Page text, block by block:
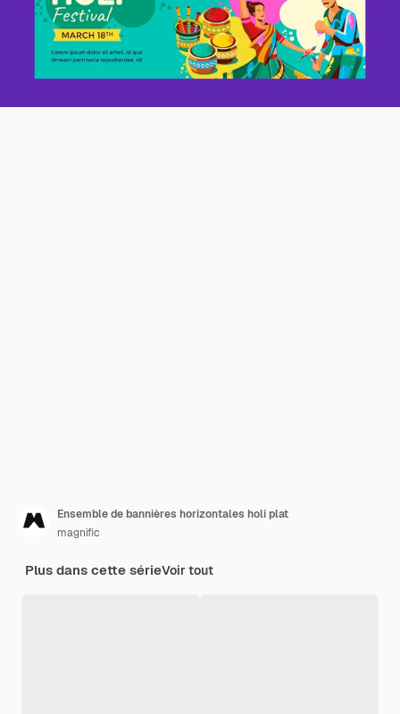
Ensemble de bannières horizontales holi plat
magnific
Plus dans cette sérieVoir tout